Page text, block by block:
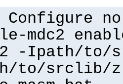
mdc2
-Ipath/
to/srclib/